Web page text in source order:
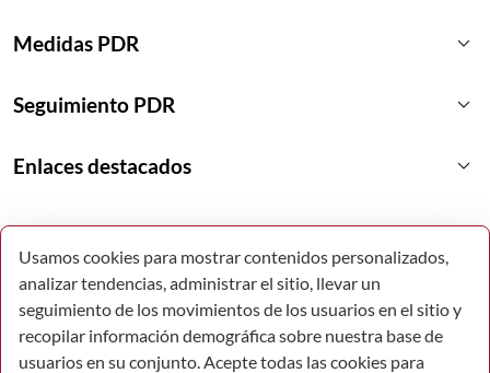
Medidas PDR keyboard_arrow_down
Seguimiento PDR keyboard_arrow_down
Enlaces destacados keyboard_arrow_down
Usamos cookies para mostrar contenidos personalizados,
analizar tendencias, administrar el sitio, llevar un
seguimiento de los movimientos de los usuarios en el sitio y
recopilar información demográfica sobre nuestra base de
usuarios en su conjunto. Acepte todas las cookies para